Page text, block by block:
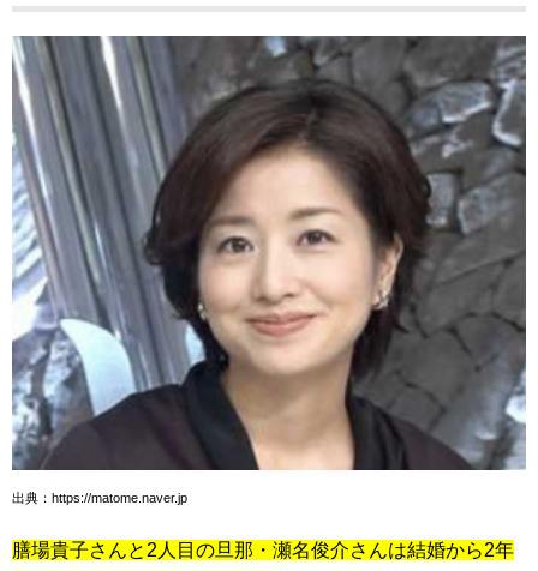
出典：https://matome.naver.jp
膳場貴子さんと2人目の旦那・瀬名俊介さんは結婚から2年